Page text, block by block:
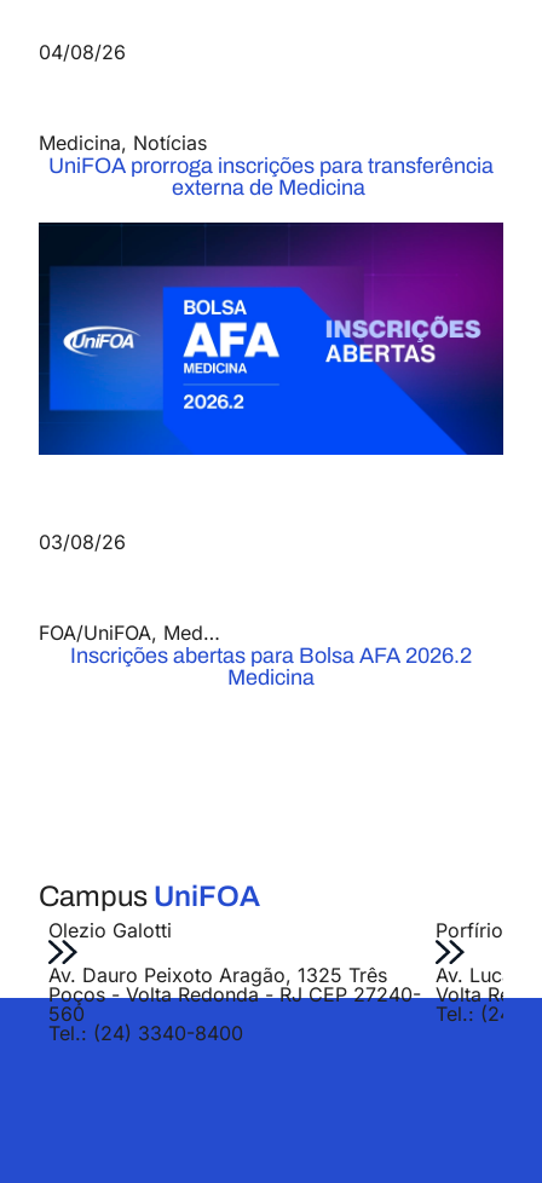
04/08/26
Medicina, Notícias
UniFOA prorroga inscrições para transferência
externa de Medicina
03/08/26
FOA/UniFOA, Medicina
Inscrições abertas para Bolsa AFA 2026.2
Medicina
Campus UniFOA
Olezio Galotti
Av. Dauro Peixoto Aragão, 1325 Três
Poços - Volta Redonda - RJ CEP 27240-
560
Tel.: (24) 3340-8400
Porfírio
Av. Lucas
Volta
Tel.: (24)